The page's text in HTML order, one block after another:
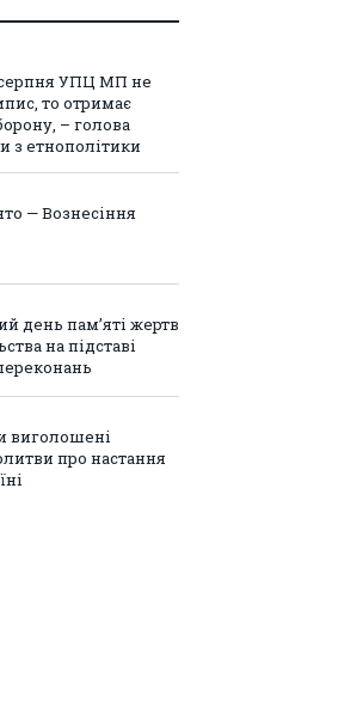
УПЦ МП не
то отримає
– голова
з етнополітики
— Вознесіння
день пам’яті жертв
на підставі
виголошені
про настання